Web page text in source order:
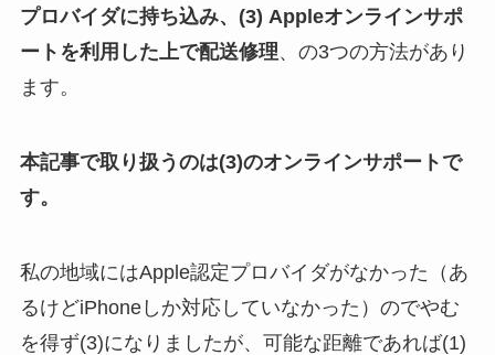
プロバイダに持ち込み、(3) Appleオンラインサポ
ートを利用した上で配送修理、の3つの方法があり
ます。
本記事で取り扱うのは(3)のオンラインサポートで
す。
私の地域にはApple認定プロバイダがなかった（あ
るけどiPhoneしか対応していなかった）のでやむ
を得ず(3)になりましたが、可能な距離であれば(1)